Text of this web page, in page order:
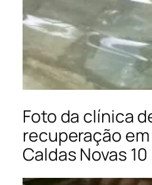
Foto da clínica
recuperação
Caldas Novas 10